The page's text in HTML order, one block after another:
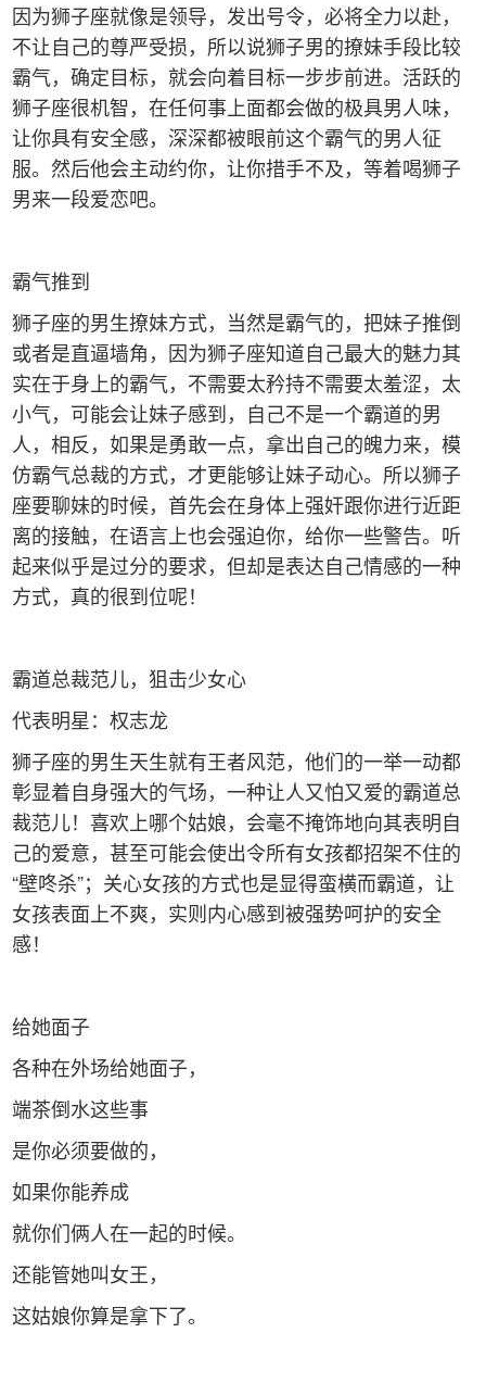
因为狮子座就像是领导，发出号令，必将全力以赴，
不让自己的尊严受损，所以说狮子男的撩妹手段比较
霸气，确定目标，就会向着目标一步步前进。活跃的
狮子座很机智，在任何事上面都会做的极具男人味，
让你具有安全感，深深都被眼前这个霸气的男人征
服。然后他会主动约你，让你措手不及，等着喝狮子
男来一段爱恋吧。
霸气推到
狮子座的男生撩妹方式，当然是霸气的，把妹子推倒
或者是直逼墙角，因为狮子座知道自己最大的魅力其
实在于身上的霸气，不需要太矜持不需要太羞涩，太
小气，可能会让妹子感到，自己不是一个霸道的男
人，相反，如果是勇敢一点，拿出自己的魄力来，模
仿霸气总裁的方式，才更能够让妹子动心。所以狮子
座要聊妹的时候，首先会在身体上强奸跟你进行近距
离的接触，在语言上也会强迫你，给你一些警告。听
起来似乎是过分的要求，但却是表达自己情感的一种
方式，真的很到位呢！
霸道总裁范儿，狙击少女心
代表明星：权志龙
狮子座的男生天生就有王者风范，他们的一举一动都
彰显着自身强大的气场，一种让人又怕又爱的霸道总
裁范儿！喜欢上哪个姑娘，会毫不掩饰地向其表明自
己的爱意，甚至可能会使出令所有女孩都招架不住的
“壁咚杀”；关心女孩的方式也是显得蛮横而霸道，让
女孩表面上不爽，实则内心感到被强势呵护的安全
感！
给她面子
各种在外场给她面子，
端茶倒水这些事
是你必须要做的，
如果你能养成
就你们俩人在一起的时候。
还能管她叫女王，
这姑娘你算是拿下了。